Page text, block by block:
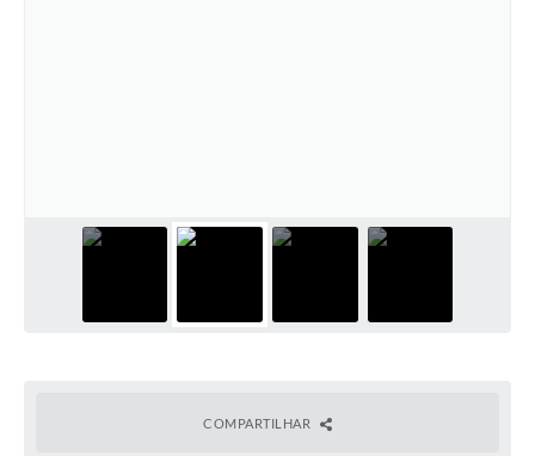
Serviços Online
COMPARTILHAR